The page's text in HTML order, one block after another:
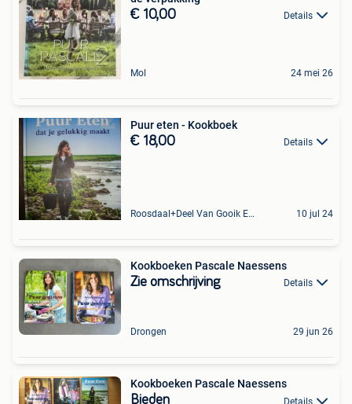
€ 10,00 Details
Mol 24 mei 26
Puur eten - Kookboek
€ 18,00 Details
Roosdaal+Deel Van Gooik En Sint-Kwintens-Lennik 10 jul 24
Kookboeken Pascale Naessens
Zie omschrijving Details
Drongen 29 jun 26
Kookboeken Pascale Naessens
Bieden Details